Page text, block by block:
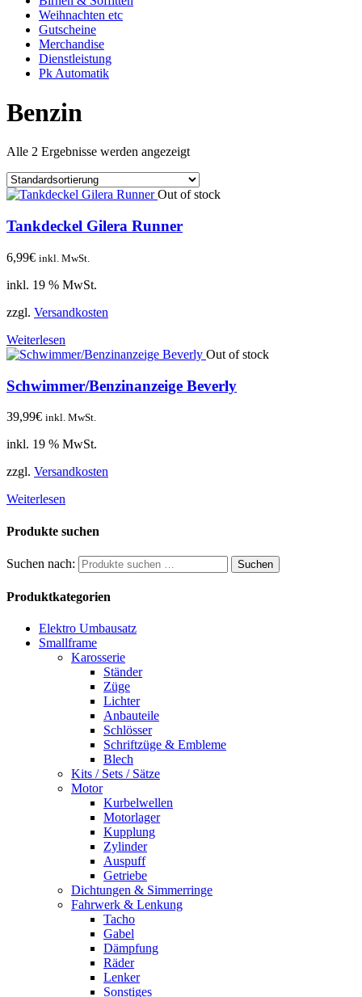
Weihnachten etc
Gutscheine
Merchandise
Dienstleistung
Pk Automatik
Benzin
Alle 2 Ergebnisse werden angezeigt
Out of stock
Tankdeckel Gilera Runner
6,99€ inkl. MwSt.
inkl. 19 % MwSt.
zzgl. Versandkosten
Weiterlesen
Out of stock
Schwimmer/Benzinanzeige Beverly
39,99€ inkl. MwSt.
inkl. 19 % MwSt.
zzgl. Versandkosten
Weiterlesen
Produkte suchen
Suchen nach: Suchen
Produktkategorien
Elektro Umbausatz
Smallframe
Karosserie
Ständer
Züge
Lichter
Anbauteile
Schlösser
Schriftzüge & Embleme
Blech
Kits / Sets / Sätze
Motor
Kurbelwellen
Motorlager
Kupplung
Zylinder
Auspuff
Getriebe
Dichtungen & Simmerringe
Fahrwerk & Lenkung
Tacho
Gabel
Dämpfung
Räder
Lenker
Sonstiges